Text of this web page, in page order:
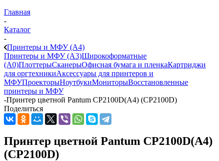
Главная
-
Каталог
-
Принтеры и МФУ (А4)
Принтеры и МФУ (А3)Широкоформатные
(А0)ПлоттерыСканерыОфисная бумага и пленкаКартриджи
для оргтехникиАксессуары для принтеров и
МФУПроекторыНоутбукиМониторыВосстановленные
принтеры и МФУ
-Принтер цветной Pantum CP2100D(А4) (CP2100D)
Поделиться
Принтер цветной Pantum CP2100D(А4)
(CP2100D)